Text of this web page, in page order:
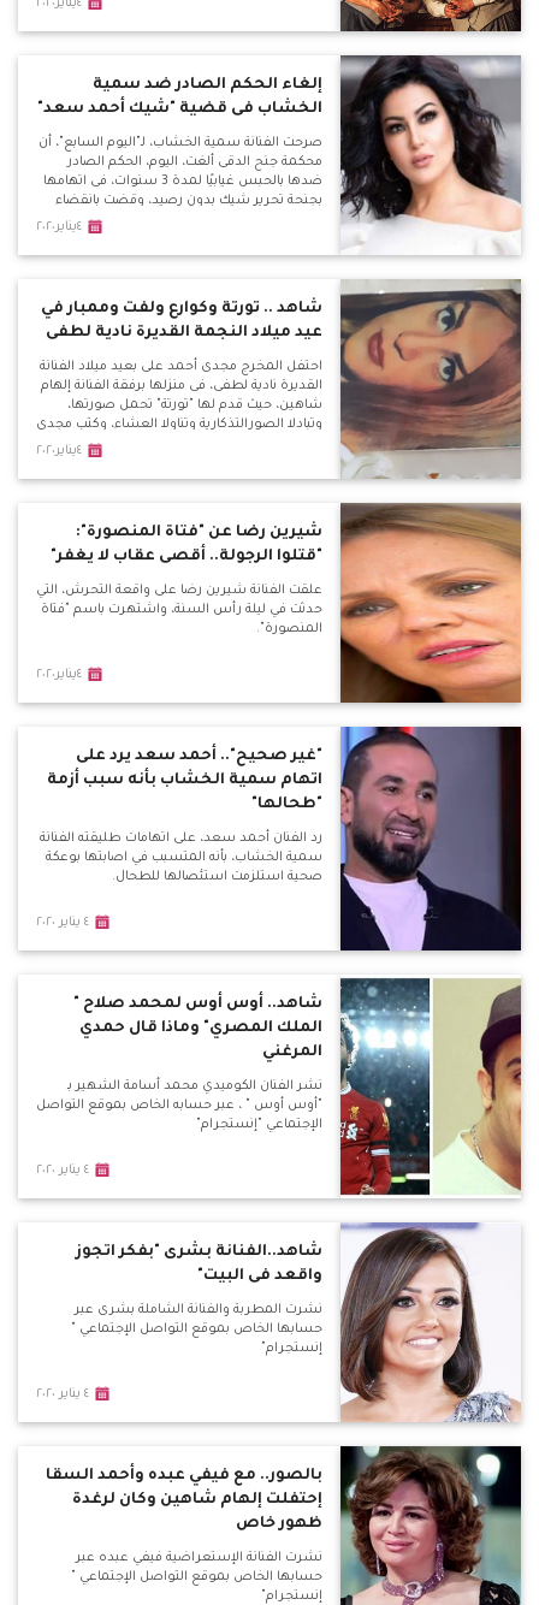
٤يناير٢٠٢٠
إلغاء الحكم الصادر ضد سمية
الخشاب فى قضية "شيك أحمد سعد"
صرحت الفنانة سمية الخشاب، لـ"اليوم السابع"، أن
محكمة جنح الدقى ألغت، اليوم، الحكم الصادر
ضدها بالحبس غيابيًا لمدة 3 سنوات، فى اتهامها
بجنحة تحرير شيك بدون رصيد، وقضت بانقضاء
الدعوى الجنائية، حيث سلمت الفنانة عن طريق
الدفع بمبلغ مليون جنيه، ما دعا المحكمى إلى إلغاء
رقم 17590 لسنة 2019 جنح الدقى.
٤يناير٢٠٢٠
شاهد .. تورتة وكوارع ولفت وممبار في
عيد ميلاد النجمة القديرة نادية لطفى
احتفل المخرج مجدى أحمد على بعيد ميلاد الفنانة
القديرة نادية لطفى، فى منزلها برفقة الفنانة إلهام
شاهين، حيث قدم لها "تورتة" تحمل صورتها،
وتبادلا الصورالتذكارية وتناولا العشاء، وكتب مجدى
أحمد على عبر صفحتة الشخصية "فيس بوك"
وكوارع ومحشى وممبار مع نفحة من لفت وزيتون
٤يناير٢٠٢٠
شيرين رضا عن "فتاة المنصورة":
"قتلوا الرجولة.. أقصى عقاب لا يغفر"
علقت الفنانة شيرين رضا على واقعة التحرش، التي
حدثت في ليلة رأس السنة، واشتهرت باسم "فتاة
المنصورة".
٤يناير٢٠٢٠
"غير صحيح".. أحمد سعد يرد على
اتهام سمية الخشاب بأنه سبب أزمة
"طحالها"
رد الفنان أحمد سعد، على اتهامات طليقته الفنانة
سمية الخشاب، بأنه المتسبب في اصابتها بوعكة
صحية استلزمت استئصالها للطحال.
٤ يناير ٢٠٢٠
شاهد.. أوس أوس لمحمد صلاح "
الملك المصري" وماذا قال حمدي
المرغني
نشر الفنان الكوميدي محمد أسامة الشهير بـ
"أوس أوس " ، عبر حسابه الخاص بموقع التواصل
الإجتماعي "إنستجرام"
٤ يناير ٢٠٢٠
شاهد..الفنانة بشرى "بفكر اتجوز
واقعد فى البيت"
نشرت المطربة والفنانة الشاملة بشرى عبر
حسابها الخاص بموقع التواصل الإجتماعي "
إنستجرام"
٤ يناير ٢٠٢٠
بالصور.. مع فيفي عبده وأحمد السقا
إحتفلت إلهام شاهين وكان لرغدة
ظهور خاص
نشرت الفنانة الإستعراضية فيفي عبده عبر
حسابها الخاص بموقع التواصل الإجتماعي "
إنستجرام"